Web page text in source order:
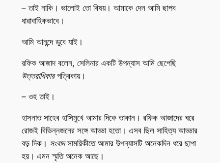
– তাই নাকি। ভালোই তো বিষয়। আমাকে দেন আমি ছাপব
ধারাবাহিকভাবে।
আমি আনন্দে ডুবে যাই।
রফিক আজাদ বলেন, সেলিনার একটি উপন্যাস আমি ছেপেছি
উত্তরাধিকারপত্রিকায়।
– ওহ তাই।
হাসনাত সাহেব হাসিমুখে আমার দিকে তাকান। রফিক আজাদের ঘরে
রোজই বিভিন্নজনের সঙ্গে আড্ডা হতো। এসব ছিল সাহিত্য আড্ডার
বড় দিক। সংবাদসাময়িকীতে আমার উপন্যাসটি অনেকদিন ধরে ছাপা
হয়। এমন স্মৃতি অনেক আছে।